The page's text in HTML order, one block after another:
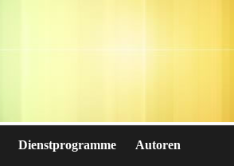
Dienstprogramme Autoren